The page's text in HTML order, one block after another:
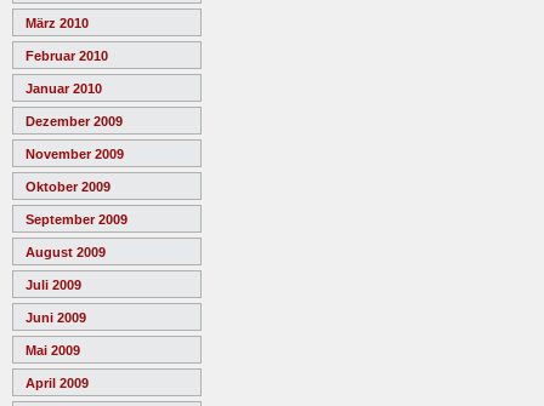
März 2010
Februar 2010
Januar 2010
Dezember 2009
November 2009
Oktober 2009
September 2009
August 2009
Juli 2009
Juni 2009
Mai 2009
April 2009